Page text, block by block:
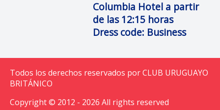
Columbia Hotel a partir
de las 12:15 horas
Dress code: Business
Todos los derechos reservados por CLUB URUGUAYO
BRITÁNICO
Copyright © 2012 - 2026 All rights reserved